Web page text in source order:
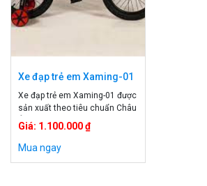
Xe đạp trẻ em Xaming-01
Xe đạp trẻ em Xaming-01 được
sản xuất theo tiêu chuẩn Châu
Âu. Xe đạp xaming luôn được
nhiều phụ huynh tin tưởng về
giá cả và chất lượng, đây sẽ là
Giá: 1.100.000 ₫
Mua ngay